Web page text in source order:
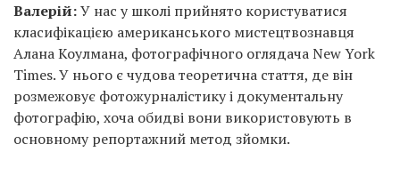
Валерій:У нас у школі прийнято користуватися
класифікацією американського мистецтвознавця
Алана Коулмана, фотографічного оглядача New York
Times. У нього є чудова теоретична стаття, де він
розмежовує фотожурналістику і документальну
фотографію, хоча обидві вони використовують в
основному репортажний метод зйомки.